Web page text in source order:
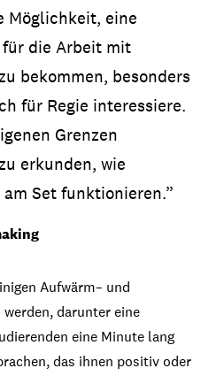
Möglichkeit, eine
für die Arbeit mit
zu bekommen, besonders
für Regie interessiere.
Grenzen
zu erkunden, wie
Set funktionieren.”
Aufwärm– und
werden,daruntereine
eine Minute lang
, das ihnen positivoder